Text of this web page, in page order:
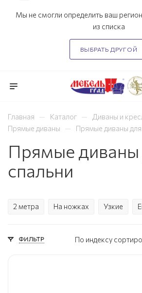
Мы не смогли определить ваш
из списка
ВЫБРАТЬ ДРУГОЙ
Главная — Каталог — Диваны и
Прямые диваны — Прямые диваны для
Прямые диваны
спальни
2 метра На ножках Узкие
ФИЛЬТР По индексу